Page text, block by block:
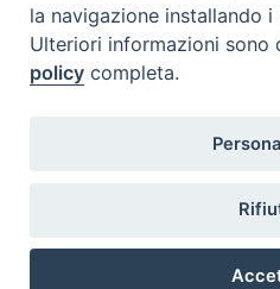
Al fine di una corretta
prestare attenzione agli
cliccare sul seguente link:
Cavalieri del Santo
la navigazione installando
Ulteriori informazioni sono
policy completa.